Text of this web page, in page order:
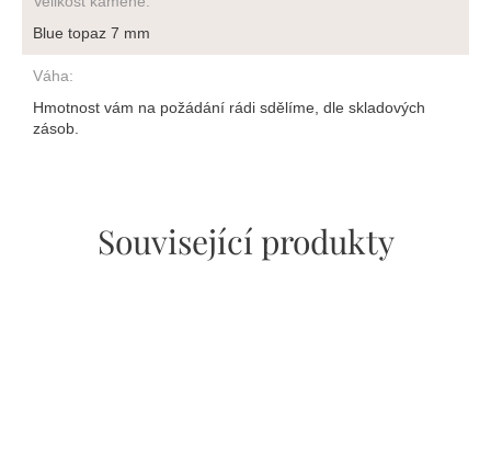
Související produkty
Blue topaz 7 mm
Váha:
Hmotnost vám na požádání rádi sdělíme, dle skladových
zásob.